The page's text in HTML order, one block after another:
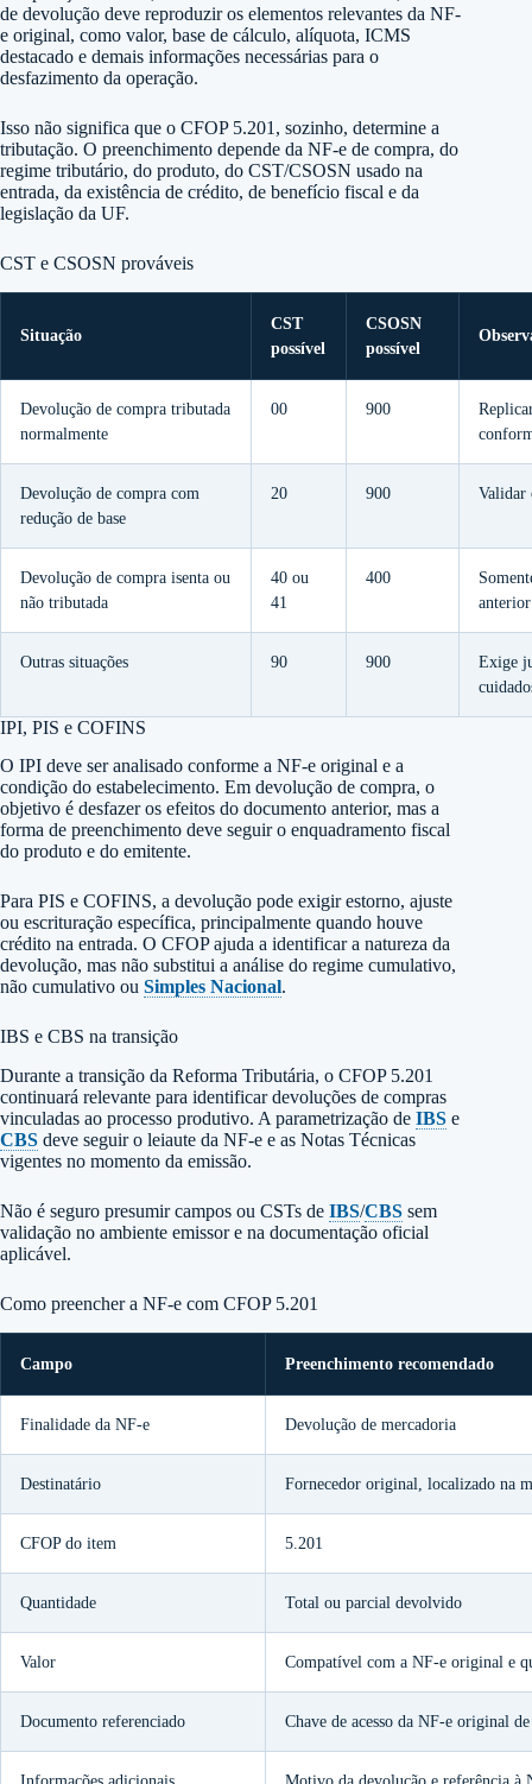
de devolução deve reproduzir os elementos relevantes da NF-
e original, como valor, base de cálculo, alíquota, ICMS
destacado e demais informações necessárias para o
desfazimento da operação.
Isso não significa que o CFOP 5.201, sozinho, determine a
tributação. O preenchimento depende da NF-e de compra, do
regime tributário, do produto, do CST/CSOSN usado na
entrada, da existência de crédito, de benefício fiscal e da
legislação da UF.
CST e CSOSN prováveis
Situação
CST
possível
CSOSN
possível
Devolução de compra tributada
normalmente
00 900
Devolução de compra com
redução de base
20 900 Validar
Devolução de compra isenta ou
não tributada
40 ou
41
400
anterior
Outras situações 90 900
Exige
IPI, PIS e COFINS
O IPI deve ser analisado conforme a NF-e original e a
condição do estabelecimento. Em devolução de compra, o
objetivo é desfazer os efeitos do documento anterior, mas a
forma de preenchimento deve seguir o enquadramento fiscal
do produto e do emitente.
Para PIS e COFINS, a devolução pode exigir estorno, ajuste
ou escrituração específica, principalmente quando houve
crédito na entrada. O CFOP ajuda a identificar a natureza da
devolução, mas não substitui a análise do regime cumulativo,
não cumulativo ou Simples Nacional.
IBS e CBS na transição
Durante a transição da Reforma Tributária, o CFOP 5.201
continuará relevante para identificar devoluções de compras
vinculadas ao processo produtivo. A parametrização de IBS e
CBS deve seguir o leiaute da NF-e e as Notas Técnicas
vigentes no momento da emissão.
Não é seguro presumir campos ou CSTs de IBS/CBS sem
validação no ambiente emissor e na documentação oficial
aplicável.
Como preencher a NF-e com CFOP 5.201
Campo Preenchimento recomendado
Finalidade da NF-e Devolução de mercadoria
Destinatário Fornecedor original, localizado na
CFOP do item 5.201
Quantidade Total ou parcial devolvido
Valor Compatível com a NF-e original e
Documento referenciado Chave de acesso da NF-e original